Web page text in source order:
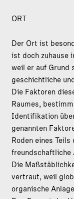
ORT
Der Ort ist
ist doch zuhause
weil er auf Grund
geschichtliche
Die Faktoren
Raumes,
Identifikation
genannten
Roden eines
freundschaftliche
Die
vertraut, weil
organische